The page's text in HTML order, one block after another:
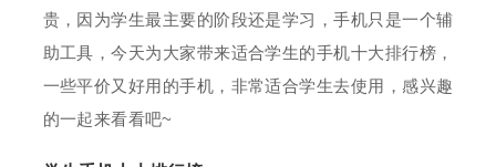
贵，因为学生最主要的阶段还是学习，手机只是一个辅
助工具，今天为大家带来适合学生的手机十大排行榜，
一些平价又好用的手机，非常适合学生去使用，感兴趣
的一起来看看吧~